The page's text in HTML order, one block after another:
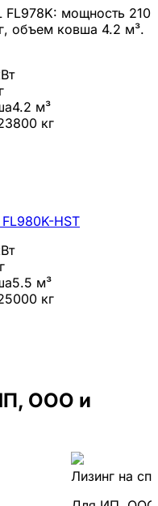
FL978K: мощность 210
объем ковша 4.2 м³.
4.2 м³
кг
FL980K-HST
5.5 м³
кг
ООО и
Лизинг на